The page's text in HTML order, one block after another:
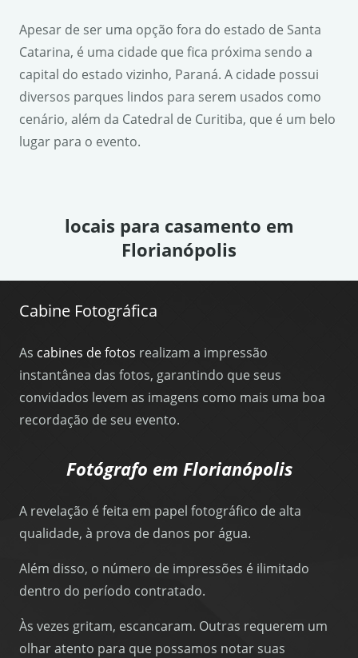
Apesar de ser uma opção fora do estado de Santa
Catarina, é uma cidade que fica próxima sendo a
capital do estado vizinho, Paraná. A cidade possui
diversos parques lindos para serem usados como
cenário, além da Catedral de Curitiba, que é um belo
lugar para o evento.
locais para casamento em
Florianópolis
Cabine Fotográfica
As cabines de fotos realizam a impressão
instantânea das fotos, garantindo que seus
convidados levem as imagens como mais uma boa
recordação de seu evento.
Fotógrafo em Florianópolis
A revelação é feita em papel fotográfico de alta
qualidade, à prova de danos por água.
Além disso, o número de impressões é ilimitado
dentro do período contratado.
Às vezes gritam, escancaram. Outras requerem um
olhar atento para que possamos notar suas